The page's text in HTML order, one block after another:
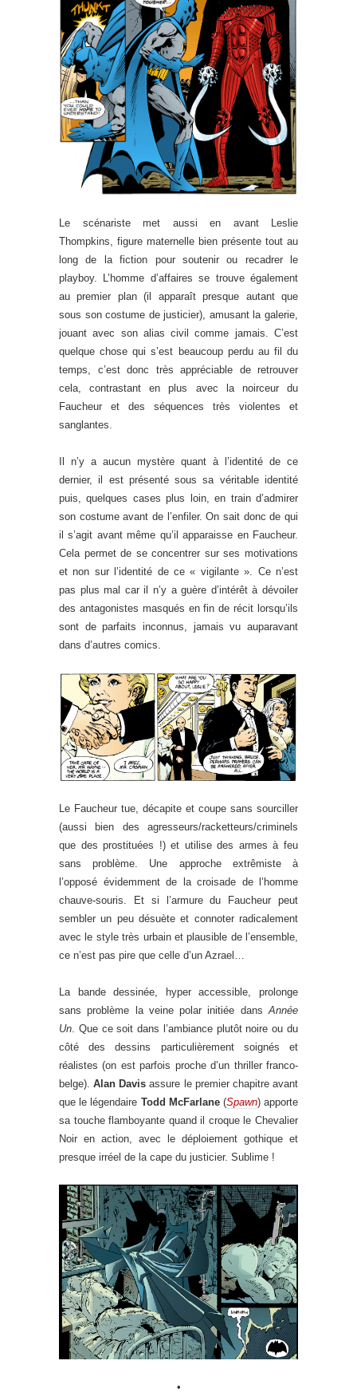
Le scénariste met aussi en avant Leslie
Thompkins, figure maternelle bien présente tout au
long de la fiction pour soutenir ou recadrer le
playboy. L’homme d’affaires se trouve également
au premier plan (il apparaît presque autant que
sous son costume de justicier), amusant la galerie,
jouant avec son alias civil comme jamais. C’est
quelque chose qui s’est beaucoup perdu au fil du
temps, c’est donc très appréciable de retrouver
cela, contrastant en plus avec la noirceur du
Faucheur et des séquences très violentes et
sanglantes.
Il n’y a aucun mystère quant à l’identité de ce
dernier, il est présenté sous sa véritable identité
puis, quelques cases plus loin, en train d’admirer
son costume avant de l’enfiler. On sait donc de qui
il s’agit avant même qu’il apparaisse en Faucheur.
Cela permet de se concentrer sur ses motivations
et non sur l’identité de ce « vigilante ». Ce n’est
pas plus mal car il n’y a guère d’intérêt à dévoiler
des antagonistes masqués en fin de récit lorsqu’ils
sont de parfaits inconnus, jamais vu auparavant
dans d’autres comics.
Le Faucheur tue, décapite et coupe sans sourciller
(aussi bien des agresseurs/racketteurs/criminels
que des prostituées !) et utilise des armes à feu
sans problème. Une approche extrêmiste à
l’opposé évidemment de la croisade de l’homme
chauve-souris. Et si l’armure du Faucheur peut
sembler un peu désuète et connoter radicalement
avec le style très urbain et plausible de l’ensemble,
ce n’est pas pire que celle d’un Azrael…
La bande dessinée, hyper accessible, prolonge
sans problème la veine polar initiée dansAnnée
Un. Que ce soit dans l’ambiance plutôt noire ou du
côté des dessins particulièrement soignés et
réalistes (on est parfois proche d’un thriller franco-
belge).Alan Davis assure le premier chapitre avant
que le légendaire Todd McFarlane(Spawn) apporte
sa touche flamboyante quand il croque le Chevalier
Noir en action, avec le déploiement gothique et
presque irréel de la cape du justicier. Sublime !
•